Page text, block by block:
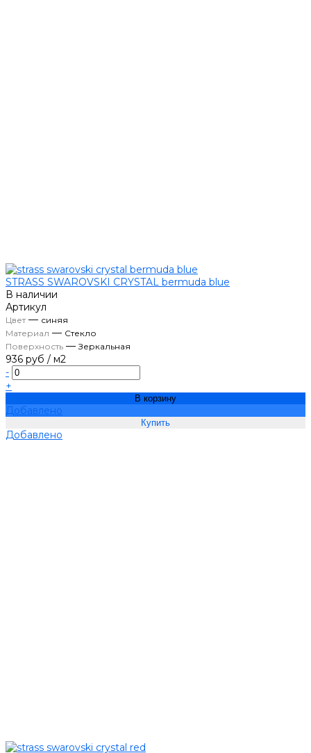
STRASS SWAROVSKI CRYSTAL bermuda blue
В наличии
Артикул
Цвет— синяя
Материал — Стекло
Поверхность —Зеркальная
936 руб / м2
-
+
В корзину
Добавлено
Добавлено